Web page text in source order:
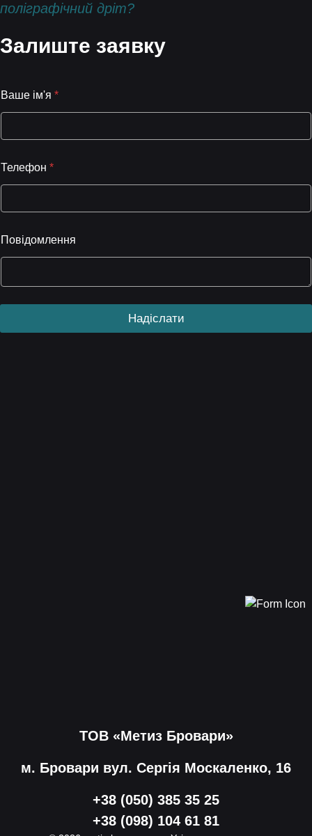
поліграфічний дріт?
Залиште заявку
Ваше ім'я *
Телефон *
Повідомлення
Надіслати
ТОВ «Метиз Бровари»
м. Бровари вул. Сергія Москаленко, 16
+38 (050) 385 35 25
+38 (098) 104 61 81